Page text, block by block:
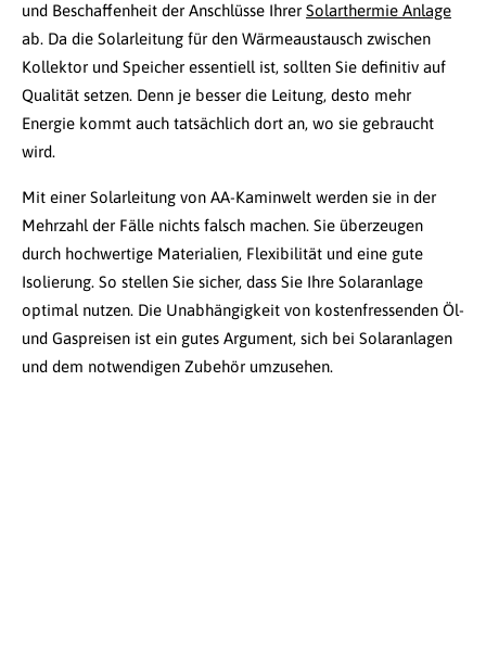
und Beschaffenheit der Anschlüsse Ihrer Solarthermie Anlage
ab. Da die Solarleitung für den Wärmeaustausch zwischen
Kollektor und Speicher essentiell ist, sollten Sie definitiv auf
Qualität setzen. Denn je besser die Leitung, desto mehr
Energie kommt auch tatsächlich dort an, wo sie gebraucht
wird.
Mit einer Solarleitung von AA-Kaminwelt werden sie in der
Mehrzahl der Fälle nichts falsch machen. Sie überzeugen
durch hochwertige Materialien, Flexibilität und eine gute
Isolierung. So stellen Sie sicher, dass Sie Ihre Solaranlage
optimal nutzen. Die Unabhängigkeit von kostenfressenden Öl-
und Gaspreisen ist ein gutes Argument, sich bei Solaranlagen
und dem notwendigen Zubehör umzusehen.